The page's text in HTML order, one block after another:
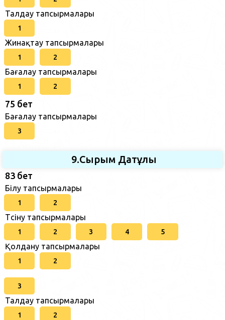
Талдау тапсырмалары
1
Жинақтау тапсырмалары
1 2
Бағалау тапсырмалары
1 2
75 бет
Бағалау тапсырмалары
3
9.Сырым Датұлы
83 бет
Білу тапсырмалары
1 2
Түсіну тапсырмалары
1 2 3 4 5
Қолдану тапсырмалары
1 2
3
Талдау тапсырмалары
1 2